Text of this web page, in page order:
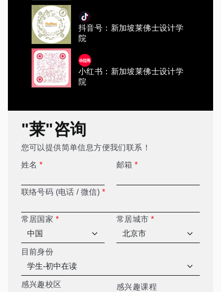
抖音号：新加坡莱佛士设计学
院
小红书：新加坡莱佛士设计学
院
"莱"咨询
您可以提供简单信息方便我们联系！
姓名 * 邮箱*
联络号码 (电话 / 微信) *
常居国家 * 常居城市*
目前身份
感兴趣校区 感兴趣课程